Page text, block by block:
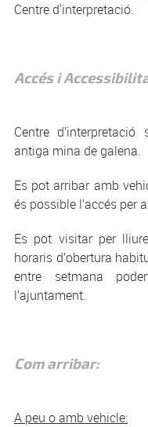
Centre d'interpretació.
Accés i
Centre
antiga mina de galena.
Es pot arribar amb
és possible l’accés per
Es pot visitar per
horaris d’obertura
entre setmana
l’ajuntament.
Com arribar:
A peu o amb vehicle: